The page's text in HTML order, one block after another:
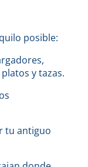
posible:
y tazas.
tu antiguo